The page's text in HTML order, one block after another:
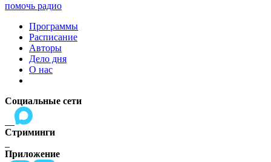
помочь радио
Программы
Расписание
Авторы
Дело дня
О нас
Социальные сети
Стриминги
Приложение